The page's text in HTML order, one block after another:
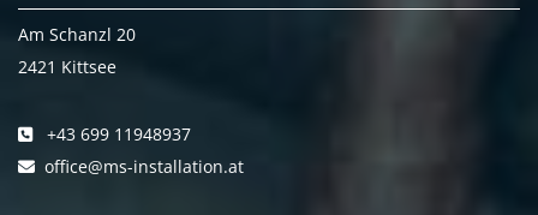
Am Schanzl 20
2421 Kittsee
 +43 699 11948937
 office@ms-installation.at